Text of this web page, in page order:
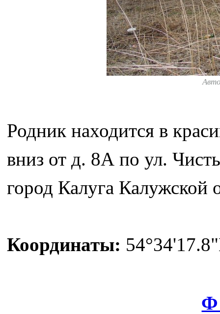
Родник находится в
вниз от д. 8А по ул.
город Калуга Калужской
Координаты:
Ф